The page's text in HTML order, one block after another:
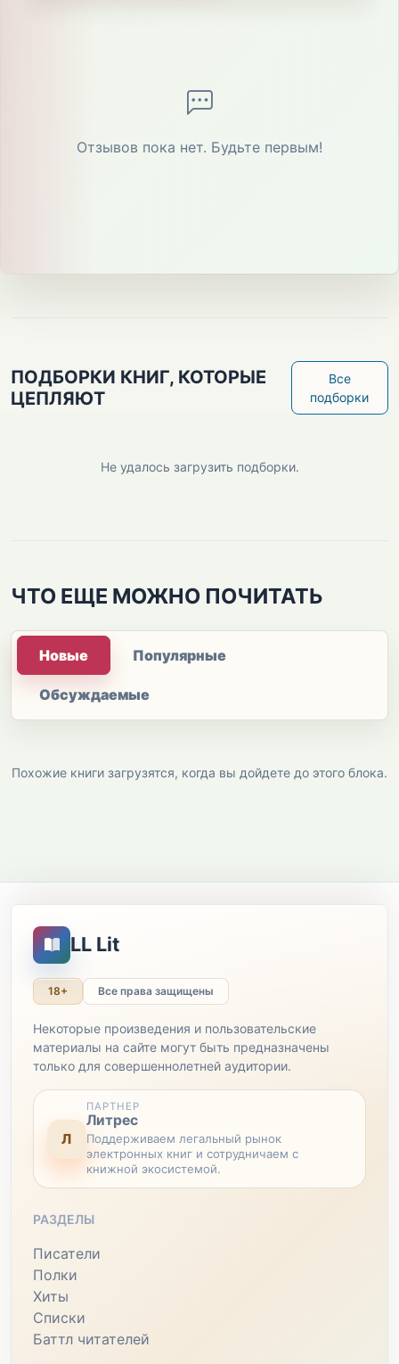
Отзывов пока нет. Будьте первым!
ПОДБОРКИ КНИГ, КОТОРЫЕ
ЦЕПЛЯЮТ
Все
подборки
Не удалось загрузить подборки.
ЧТО ЕЩЕ МОЖНО ПОЧИТАТЬ
Новые Популярные
Обсуждаемые
Похожие книги загрузятся, когда вы дойдете до этого блока.
LL Lit
18+ Все права защищены
Некоторые произведения и пользовательские
материалы на сайте могут быть предназначены
только для совершеннолетней аудитории.
Л
ПАРТНЕР
Литрес
Поддерживаем легальный рынок
электронных книг и сотрудничаем с
книжной экосистемой.
РАЗДЕЛЫ
Писатели
Полки
Хиты
Списки
Баттл читателей